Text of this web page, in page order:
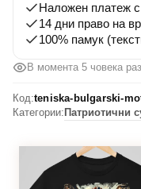
Наложен платеж с
14 дни право на
100% памук
В момента 5 човека
Код:teniska-bulgarski-
Категории: Патриотични